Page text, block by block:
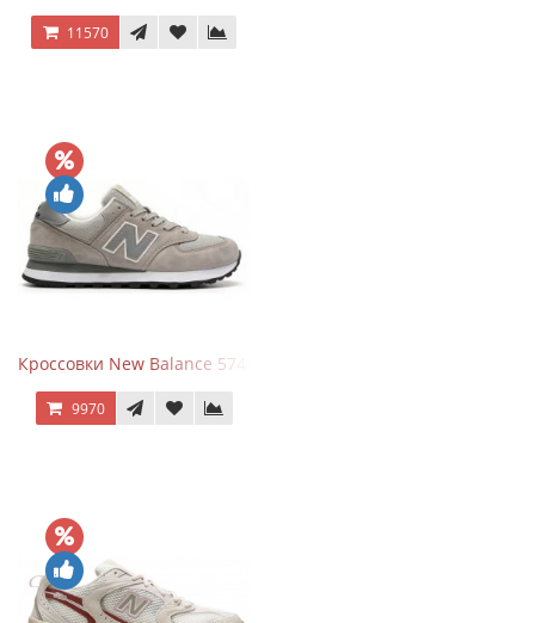
11570
Кроссовки New Balance 574 Silver Summer Fog
9970